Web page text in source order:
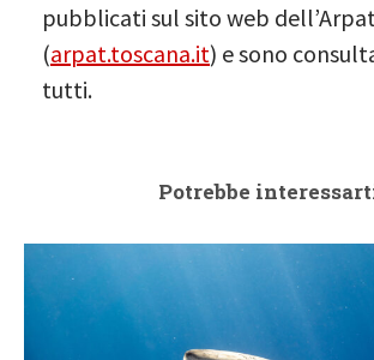
pubblicati sul sito web dell’Arpat
(arpat.toscana.it) e sono
tutti.
Potrebbe